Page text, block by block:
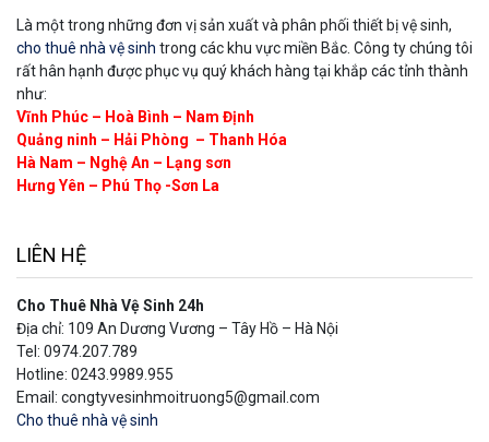
Là một trong những đơn vị sản xuất và phân phối thiết bị vệ sinh,
cho thuê nhà vệ sinh trong các khu vực miền Bắc. Công ty chúng tôi
rất hân hạnh được phục vụ quý khách hàng tại khắp các tỉnh thành
như:
Vĩnh Phúc – Hoà Bình – Nam Định
Quảng ninh – Hải Phòng – Thanh Hóa
Hà Nam – Nghệ An – Lạng sơn
Hưng Yên – Phú Thọ -Sơn La
LIÊN HỆ
Cho Thuê Nhà Vệ Sinh 24h
Địa chỉ: 109 An Dương Vương – Tây Hồ – Hà Nội
Tel: 0974.207.789
Hotline: 0243.9989.955
Email: congtyvesinhmoitruong5@gmail.com
Cho thuê nhà vệ sinh